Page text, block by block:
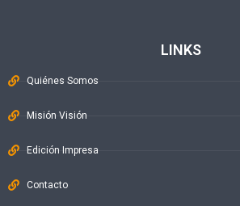
LINKS
Quiénes Somos
Misión Visión
Edición Impresa
Contacto